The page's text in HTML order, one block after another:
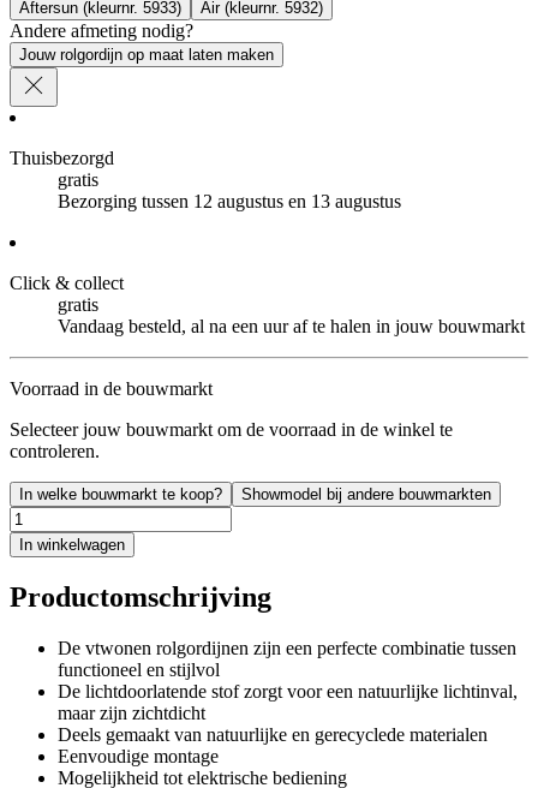
Aftersun (kleurnr. 5933) Air (kleurnr. 5932)
Andere afmeting nodig?
Jouw rolgordijn op maat laten maken
Thuisbezorgd
gratis
Bezorging tussen 12 augustus en 13 augustus
Click & collect
gratis
Vandaag besteld, al na een uur af te halen in jouw bouwmarkt
Voorraad in de bouwmarkt
Selecteer jouw bouwmarkt om de voorraad in de winkel te
controleren.
In welke bouwmarkt te koop? Showmodel bij andere bouwmarkten
In winkelwagen
Productomschrijving
De vtwonen rolgordijnen zijn een perfecte combinatie tussen
functioneel en stijlvol
De lichtdoorlatende stof zorgt voor een natuurlijke lichtinval,
maar zijn zichtdicht
Deels gemaakt van natuurlijke en gerecyclede materialen
Eenvoudige montage
Mogelijkheid tot elektrische bediening